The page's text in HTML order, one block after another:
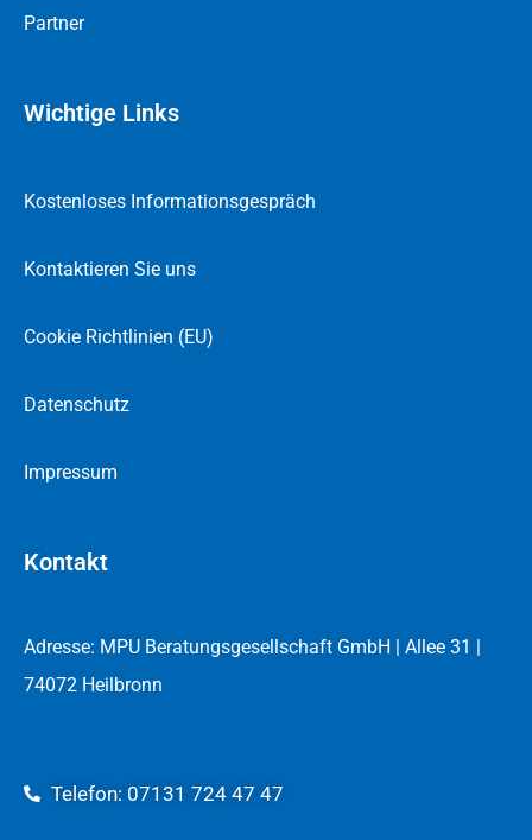
Partner
Wichtige Links
Kostenloses Informationsgespräch
Kontaktieren Sie uns
Cookie Richtlinien (EU)
Datenschutz
Impressum
Kontakt
Adresse: MPU Beratungsgesellschaft GmbH | Allee 31 |
74072 Heilbronn
Telefon: 07131 724 47 47